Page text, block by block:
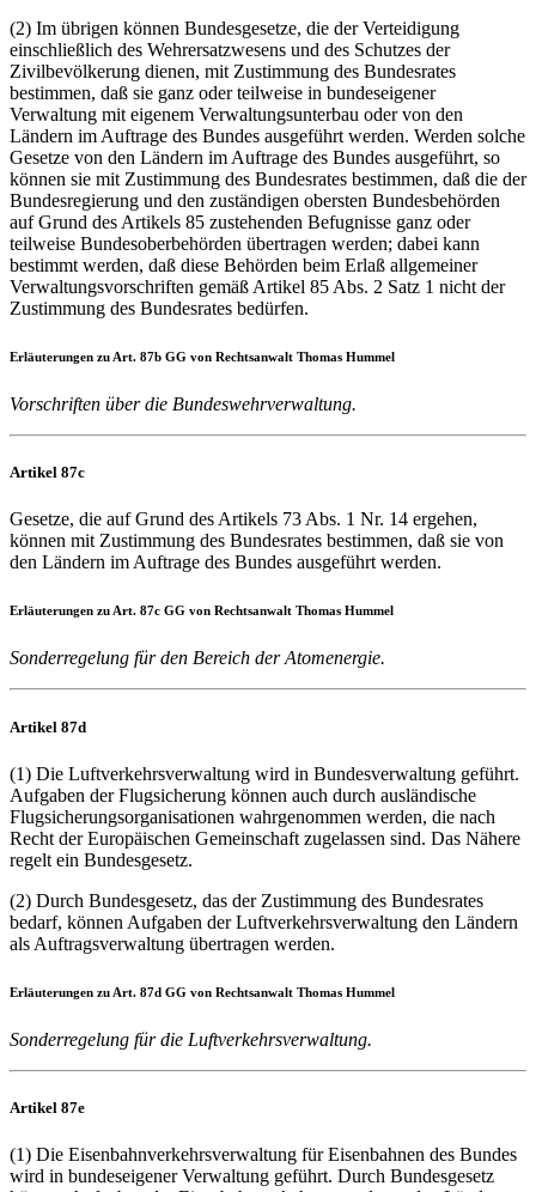
(2) Im übrigen können Bundesgesetze, die der Verteidigung
einschließlich des Wehrersatzwesens und des Schutzes der
Zivilbevölkerung dienen, mit Zustimmung des Bundesrates
bestimmen, daß sie ganz oder teilweise in bundeseigener
Verwaltung mit eigenem Verwaltungsunterbau oder von den
Ländern im Auftrage des Bundes ausgeführt werden. Werden solche
Gesetze von den Ländern im Auftrage des Bundes ausgeführt, so
können sie mit Zustimmung des Bundesrates bestimmen, daß die der
Bundesregierung und den zuständigen obersten Bundesbehörden
auf Grund des Artikels 85 zustehenden Befugnisse ganz oder
teilweise Bundesoberbehörden übertragen werden; dabei kann
bestimmt werden, daß diese Behörden beim Erlaß allgemeiner
Verwaltungsvorschriften gemäß Artikel 85 Abs. 2 Satz 1 nicht der
Zustimmung des Bundesrates bedürfen.
Erläuterungen zu Art. 87b GG von Rechtsanwalt Thomas Hummel
Vorschriften über die Bundeswehrverwaltung.
Artikel 87c
Gesetze, die auf Grund des Artikels 73 Abs. 1 Nr. 14 ergehen,
können mit Zustimmung des Bundesrates bestimmen, daß sie von
den Ländern im Auftrage des Bundes ausgeführt werden.
Erläuterungen zu Art. 87c GG von Rechtsanwalt Thomas Hummel
Sonderregelung für den Bereich der Atomenergie.
Artikel 87d
(1) Die Luftverkehrsverwaltung wird in Bundesverwaltung geführt.
Aufgaben der Flugsicherung können auch durch ausländische
Flugsicherungsorganisationen wahrgenommen werden, die nach
Recht der Europäischen Gemeinschaft zugelassen sind. Das Nähere
regelt ein Bundesgesetz.
(2) Durch Bundesgesetz, das der Zustimmung des Bundesrates
bedarf, können Aufgaben der Luftverkehrsverwaltung den Ländern
als Auftragsverwaltung übertragen werden.
Erläuterungen zu Art. 87d GG von Rechtsanwalt Thomas Hummel
Sonderregelung für die Luftverkehrsverwaltung.
Artikel 87e
(1) Die Eisenbahnverkehrsverwaltung für Eisenbahnen des Bundes
wird in bundeseigener Verwaltung geführt. Durch Bundesgesetz